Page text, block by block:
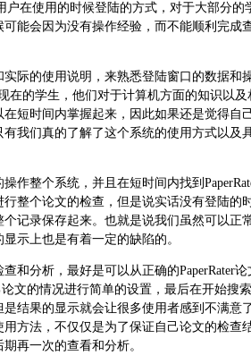
在使用的时候登陆的方式，对于大部分的
能会因为没有操作经验，而不能顺利完成
际的使用说明，来熟悉登陆窗口的数据和
在的学生，他们对于计算机方面的知识以
短时间内掌握起来，因此如果还是觉得自
我们真的了解了这个系统的使用方式以及
作整个系统，并且在短时间内找到
整个论文的检查，但是说实话没有登陆的
记录保存起来。也就是说我们虽然可以正
示上也是有着一定的缺陷的。
和分析，最好是可以从正确的PaperRater
文的情况进行简单的设置，最后在开始搜
结果的显示就会让很多使用者感到不满意
方法，不仅仅是为了保证自己论文的检查
再一次的查看和分析。